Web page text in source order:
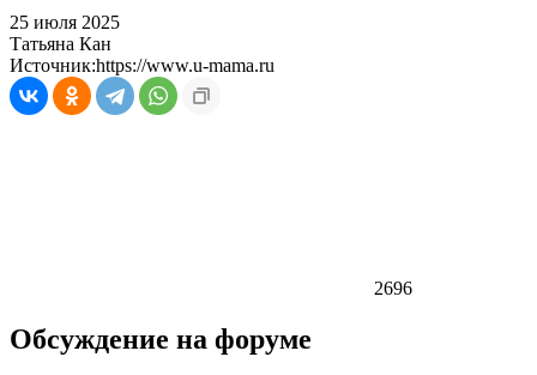
25 июля 2025
Татьяна Кан
Источник:https://www.u-mama.ru
2696
Обсуждение на форуме